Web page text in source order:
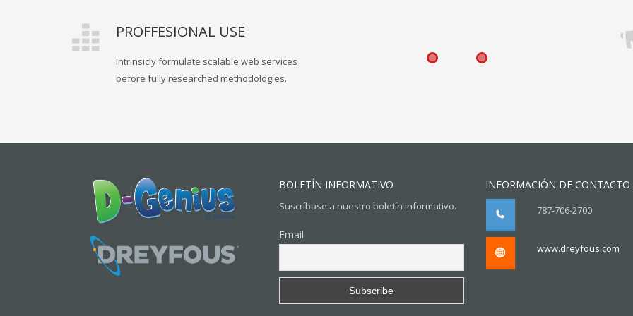
PROFFESIONAL USE
Intrinsicly formulate scalable web services
before fully researched methodologies.
BOLETÍN INFORMATIVO
Suscríbase a nuestro boletín informativo.
Email
INFORMACIÓN DE CONTACTO
787-706-2700
www.dreyfous.com